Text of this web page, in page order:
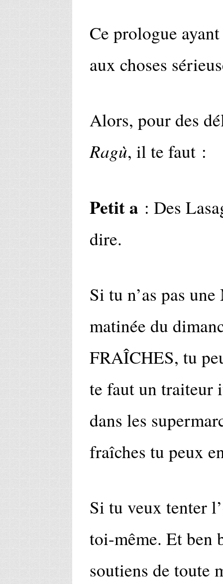
Ce prologue
aux choses
Alors, pour des
Ragù, il te faut :
Petit a : Des
dire.
Si tu n’as pas
matinée du
FRAÎCHES, tu
te faut un traiteur
dans les
fraîches tu peux
Si tu veux tenter
toi-même. Et ben
soutiens de toute